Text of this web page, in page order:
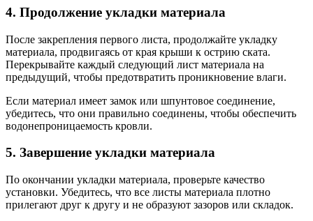
4. Продолжение укладки материала
После закрепления первого листа, продолжайте укладку
материала, продвигаясь от края крыши к острию ската.
Перекрывайте каждый следующий лист материала на
предыдущий, чтобы предотвратить проникновение влаги.
Если материал имеет замок или шпунтовое соединение,
убедитесь, что они правильно соединены, чтобы обеспечить
водонепроницаемость кровли.
5. Завершение укладки материала
По окончании укладки материала, проверьте качество
установки. Убедитесь, что все листы материала плотно
прилегают друг к другу и не образуют зазоров или складок.